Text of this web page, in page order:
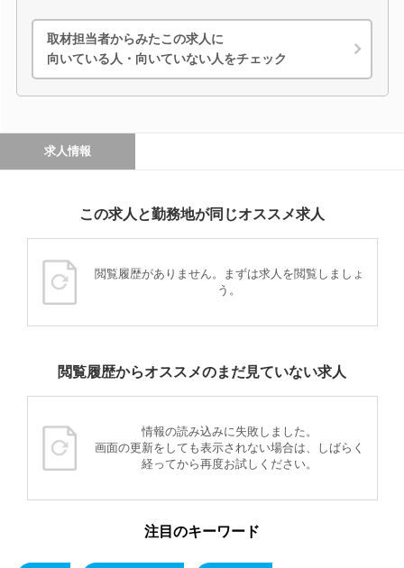
取材担当者からみたこの求人に
向いている人・向いていない人をチェック
求人情報
この求人と勤務地が同じオススメ求人
閲覧履歴がありません。まずは求人を閲覧しましょ
う。
閲覧履歴からオススメのまだ見ていない求人
情報の読み込みに失敗しました。
画面の更新をしても表示されない場合は、しばらく
経ってから再度お試しください。
注目のキーワード